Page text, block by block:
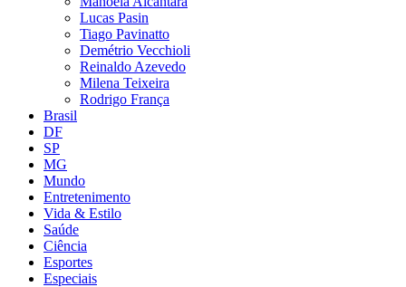
Lucas Pasin
Tiago Pavinatto
Demétrio Vecchioli
Reinaldo Azevedo
Milena Teixeira
Rodrigo França
Brasil
DF
SP
MG
Mundo
Entretenimento
Vida & Estilo
Saúde
Ciência
Esportes
Especiais